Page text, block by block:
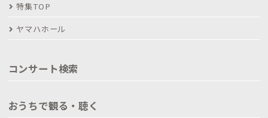
特集TOP
ヤマハホール
コンサート検索
おうちで観る・聴く